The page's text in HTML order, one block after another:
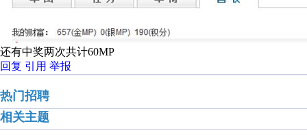
还有中奖两次共计60MP
回复 引用 举报
热门招聘
相关主题